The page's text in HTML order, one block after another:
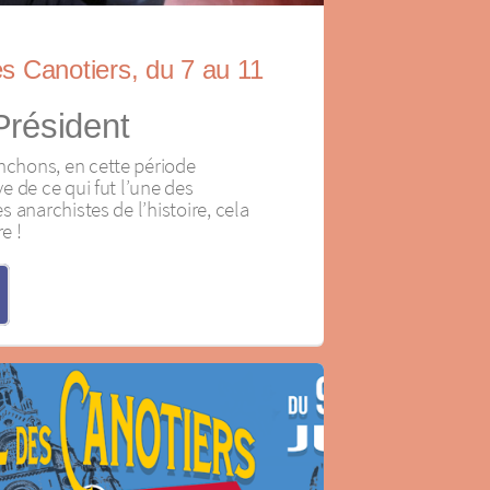
Canotiers, du 7 au 11
en cette période
de ce qui fut l’une des
anarchistes de l’histoire, cela
!